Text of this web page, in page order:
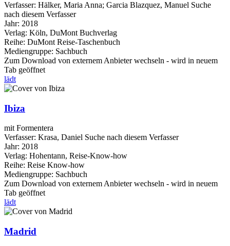
Verfasser: Hälker, Maria Anna; Garcia Blazquez, Manuel Suche
nach diesem Verfasser
Jahr: 2018
Verlag: Köln, DuMont Buchverlag
Reihe: DuMont Reise-Taschenbuch
Mediengruppe: Sachbuch
Zum Download von externem Anbieter wechseln - wird in neuem
Tab geöffnet
lädt
Ibiza
mit Formentera
Verfasser: Krasa, Daniel Suche nach diesem Verfasser
Jahr: 2018
Verlag: Hohentann, Reise-Know-how
Reihe: Reise Know-how
Mediengruppe: Sachbuch
Zum Download von externem Anbieter wechseln - wird in neuem
Tab geöffnet
lädt
Madrid